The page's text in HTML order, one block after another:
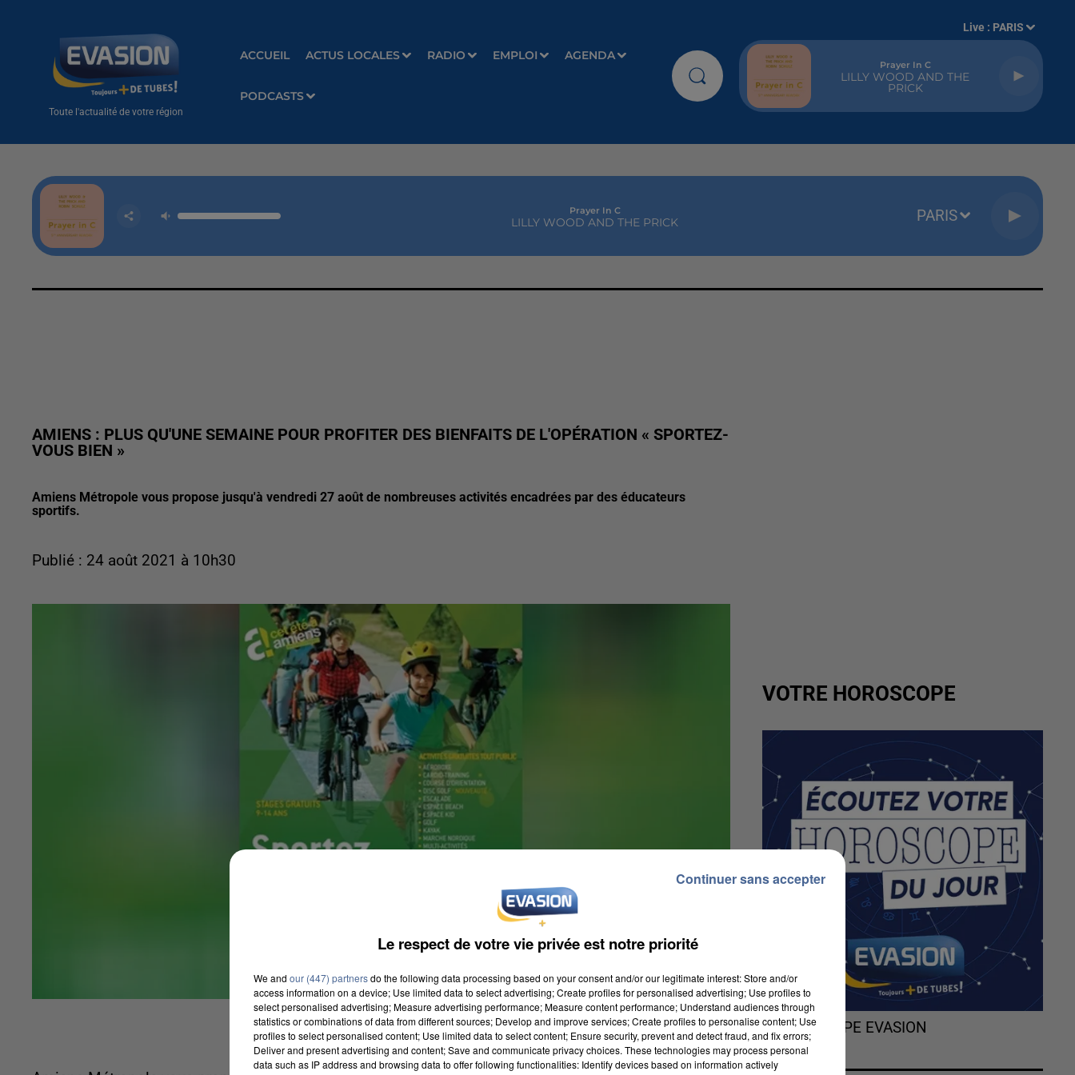
Toute l'actualité de votre région
ACCUEIL ACTUS LOCALES RADIO EMPLOI AGENDA
PODCASTS
Live : PARIS
Prayer In C
LILLY WOOD AND THE
PRICK
Prayer In C
LILLY WOOD AND THE PRICK PARIS
AMIENS : PLUS QU'UNE SEMAINE POUR PROFITER DES BIENFAITS DE L'OPÉRATION « SPORTEZ-
VOUS BIEN »
Amiens Métropole vous propose jusqu'à vendredi 27 août de nombreuses activités encadrées par des éducateurs
sportifs.
Publié : 24 août 2021 à 10h30
VOTRE HOROSCOPE
L'HOROSCOPE EVASION
Le respect de votre vie privée est notre priorité
We and our (447) partnersdo the following data processing based on your consent and/or our legitimate interest: Store and/or
access information on a device; Use limited data to select advertising; Create profiles for personalised advertising; Use profiles to
select personalised advertising; Measure advertising performance; Measure content performance; Understand audiences through
statistics or combinations of data from different sources; Develop and improve services; Create profiles to personalise content; Use
profiles to select personalised content; Use limited data to select content; Ensure security, prevent and detect fraud, and fix errors;
Deliver and present advertising and content; Save and communicate privacy choices. These technologies may process personal
data such as IP address and browsing data to offer following functionalities: Identify devices based on information actively
Continuer sans accepter